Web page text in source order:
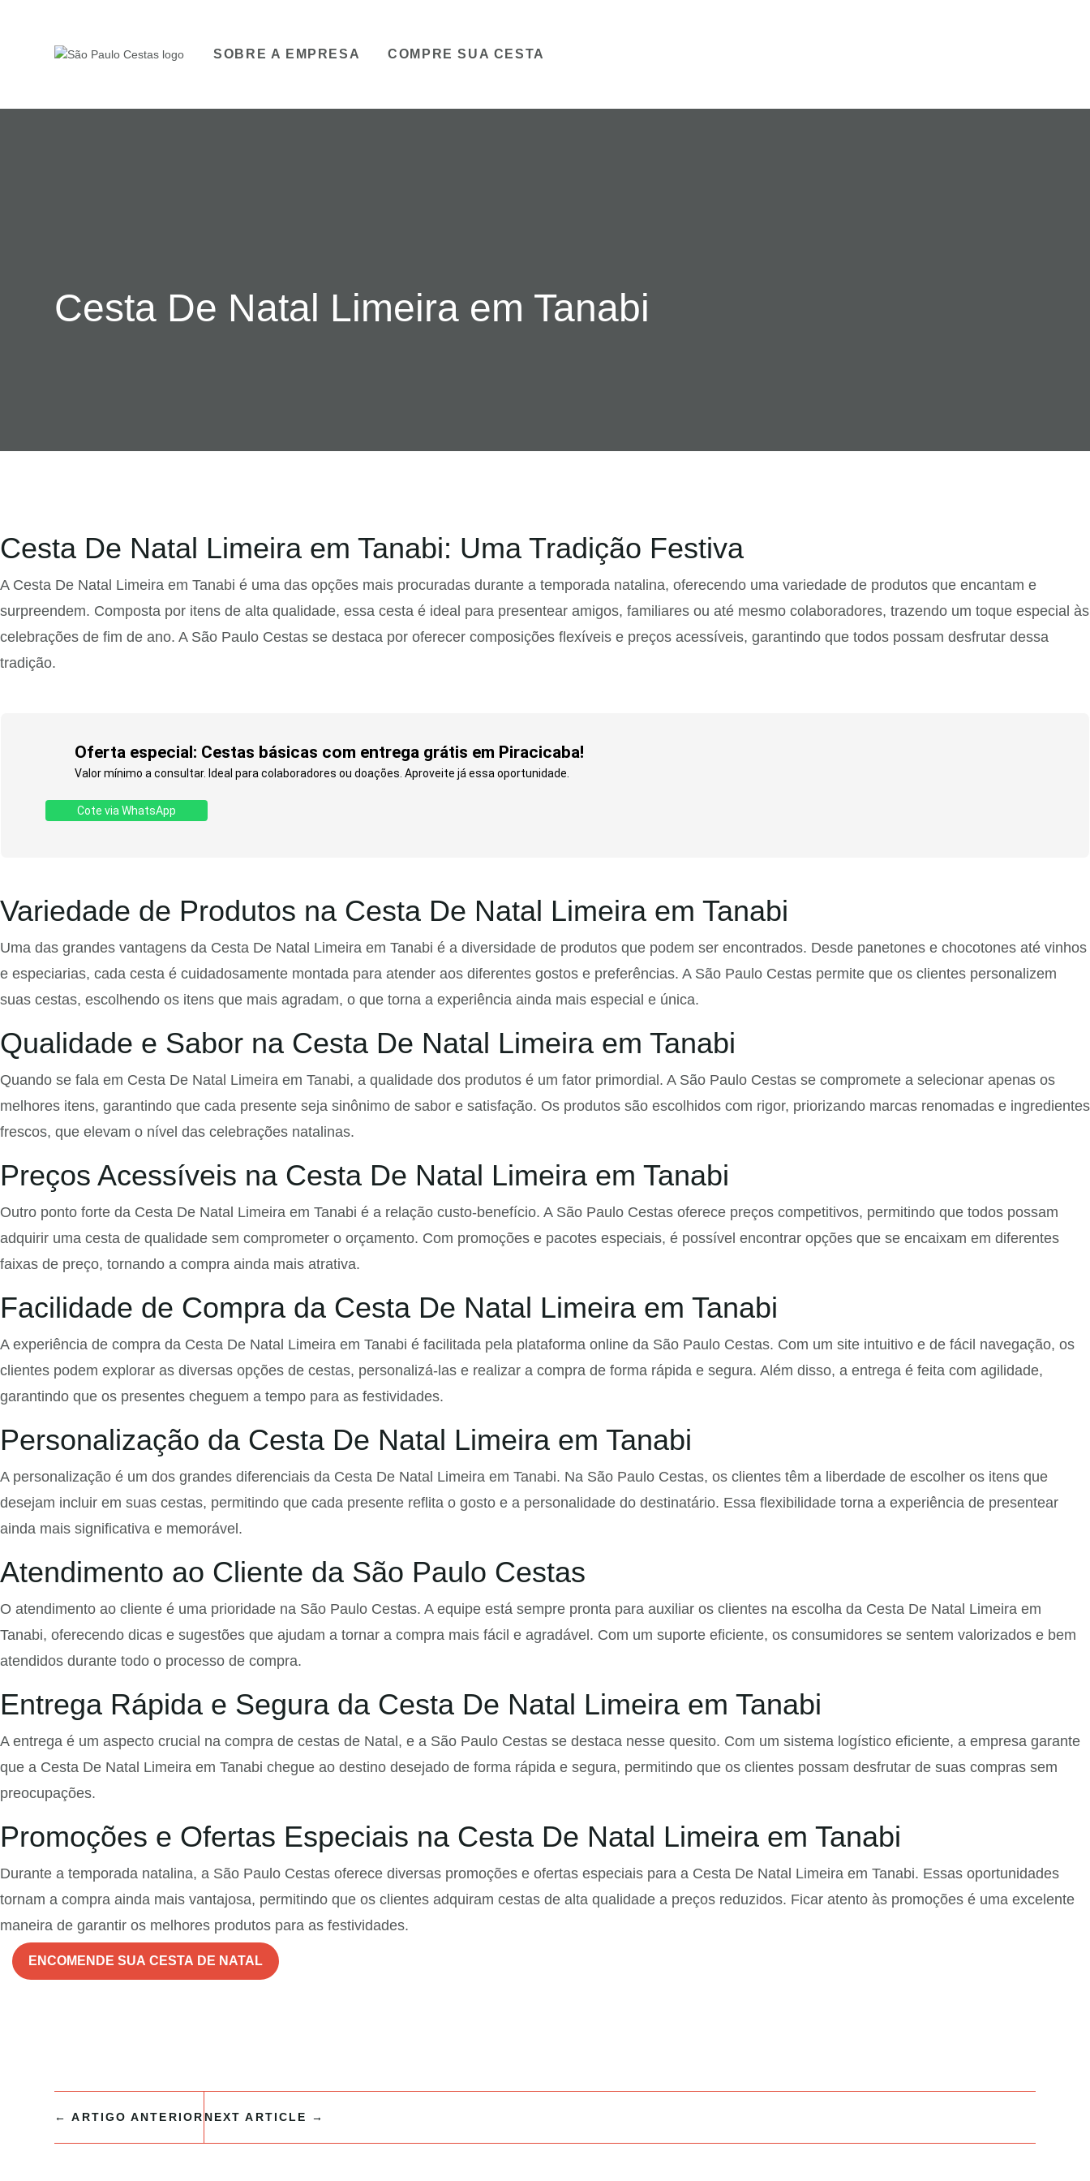
SOBRE A EMPRESA COMPRE SUA CESTA
Cesta De Natal Limeira em Tanabi
Cesta De Natal Limeira em Tanabi: Uma Tradição Festiva
A Cesta De Natal Limeira em Tanabi é uma das opções mais procuradas durante a temporada natalina, oferecendo uma variedade de produtos que encantam e
surpreendem. Composta por itens de alta qualidade, essa cesta é ideal para presentear amigos, familiares ou até mesmo colaboradores, trazendo um toque especial às
celebrações de fim de ano. A São Paulo Cestas se destaca por oferecer composições flexíveis e preços acessíveis, garantindo que todos possam desfrutar dessa
tradição.
Oferta especial: Cestas básicas com entrega grátis em Piracicaba!
Valor mínimo a consultar. Ideal para colaboradores ou doações. Aproveite já essa oportunidade.
Cote via WhatsApp
Variedade de Produtos na Cesta De Natal Limeira em Tanabi
Uma das grandes vantagens da Cesta De Natal Limeira em Tanabi é a diversidade de produtos que podem ser encontrados. Desde panetones e chocotones até vinhos
e especiarias, cada cesta é cuidadosamente montada para atender aos diferentes gostos e preferências. A São Paulo Cestas permite que os clientes personalizem
suas cestas, escolhendo os itens que mais agradam, o que torna a experiência ainda mais especial e única.
Qualidade e Sabor na Cesta De Natal Limeira em Tanabi
Quando se fala em Cesta De Natal Limeira em Tanabi, a qualidade dos produtos é um fator primordial. A São Paulo Cestas se compromete a selecionar apenas os
melhores itens, garantindo que cada presente seja sinônimo de sabor e satisfação. Os produtos são escolhidos com rigor, priorizando marcas renomadas e ingredientes
frescos, que elevam o nível das celebrações natalinas.
Preços Acessíveis na Cesta De Natal Limeira em Tanabi
Outro ponto forte da Cesta De Natal Limeira em Tanabi é a relação custo-benefício. A São Paulo Cestas oferece preços competitivos, permitindo que todos possam
adquirir uma cesta de qualidade sem comprometer o orçamento. Com promoções e pacotes especiais, é possível encontrar opções que se encaixam em diferentes
faixas de preço, tornando a compra ainda mais atrativa.
Facilidade de Compra da Cesta De Natal Limeira em Tanabi
A experiência de compra da Cesta De Natal Limeira em Tanabi é facilitada pela plataforma online da São Paulo Cestas. Com um site intuitivo e de fácil navegação, os
clientes podem explorar as diversas opções de cestas, personalizá-las e realizar a compra de forma rápida e segura. Além disso, a entrega é feita com agilidade,
garantindo que os presentes cheguem a tempo para as festividades.
Personalização da Cesta De Natal Limeira em Tanabi
A personalização é um dos grandes diferenciais da Cesta De Natal Limeira em Tanabi. Na São Paulo Cestas, os clientes têm a liberdade de escolher os itens que
desejam incluir em suas cestas, permitindo que cada presente reflita o gosto e a personalidade do destinatário. Essa flexibilidade torna a experiência de presentear
ainda mais significativa e memorável.
Atendimento ao Cliente da São Paulo Cestas
O atendimento ao cliente é uma prioridade na São Paulo Cestas. A equipe está sempre pronta para auxiliar os clientes na escolha da Cesta De Natal Limeira em
Tanabi, oferecendo dicas e sugestões que ajudam a tornar a compra mais fácil e agradável. Com um suporte eficiente, os consumidores se sentem valorizados e bem
atendidos durante todo o processo de compra.
Entrega Rápida e Segura da Cesta De Natal Limeira em Tanabi
A entrega é um aspecto crucial na compra de cestas de Natal, e a São Paulo Cestas se destaca nesse quesito. Com um sistema logístico eficiente, a empresa garante
que a Cesta De Natal Limeira em Tanabi chegue ao destino desejado de forma rápida e segura, permitindo que os clientes possam desfrutar de suas compras sem
preocupações.
Promoções e Ofertas Especiais na Cesta De Natal Limeira em Tanabi
Durante a temporada natalina, a São Paulo Cestas oferece diversas promoções e ofertas especiais para a Cesta De Natal Limeira em Tanabi. Essas oportunidades
tornam a compra ainda mais vantajosa, permitindo que os clientes adquiram cestas de alta qualidade a preços reduzidos. Ficar atento às promoções é uma excelente
maneira de garantir os melhores produtos para as festividades.
ENCOMENDE SUA CESTA DE NATAL
←ARTIGO ANTERIOR NEXT ARTICLE →